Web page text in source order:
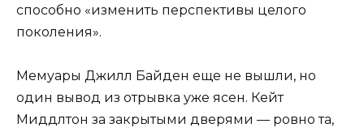
способно «изменить перспективы целого
поколения».
Мемуары Джилл Байден еще не вышли, но
один вывод из отрывка уже ясен. Кейт
Миддлтон за закрытыми дверями — ровно та,